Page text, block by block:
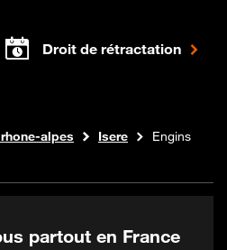
Droit de rétractation
alpes Isere Engins